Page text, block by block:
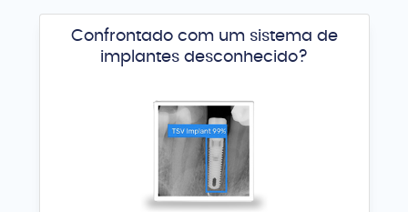
Confrontado com um sistema de
implantes desconhecido?